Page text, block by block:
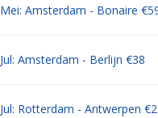
Mei: Amsterdam - Bonaire
Jul: Amsterdam - Berlijn €38
Jul: Rotterdam - Antwerpen